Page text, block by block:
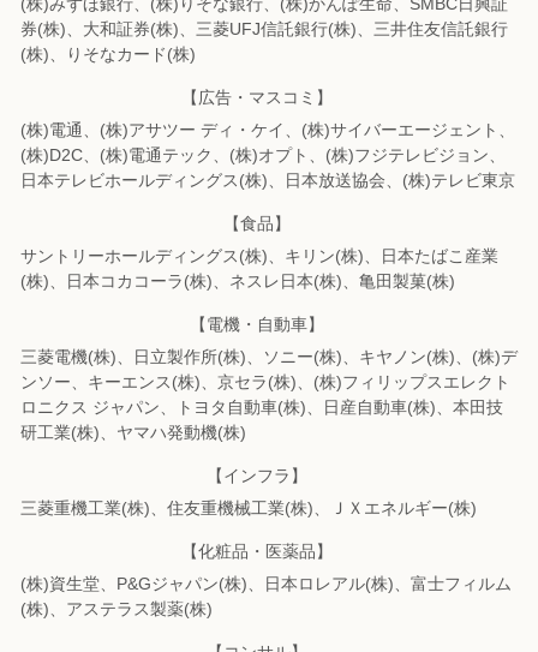
券(株)、 大和証券(株)、三菱UFJ信託銀行(株)、三井住友信託銀行
(株)、りそなカード(株)
【広告・マスコミ】
(株)電通、(株)アサツー ディ・ケイ、(株)サイバーエージェント、
(株)D2C、 (株)電通テック、(株)オプト、(株)フジテレビジョン、
日本テレビホールディングス(株)、
日本放送協会、(株)テレビ東京
【食品】
サントリーホールディングス(株)、キリン(株)、日本たばこ産業
(株)、
日本コカコーラ(株)、ネスレ日本(株)、亀田製菓(株)
【電機・自動車】
三菱電機(株)、日立製作所(株)、ソニー(株)、キヤノン(株)、(株)デ
ンソー、 キーエンス(株)、京セラ(株)、(株)フィリップスエレクト
ロニクス ジャパン、
トヨタ自動車(株)、日産自動車(株)、本田技
研工業(株)、ヤマハ発動機(株)
【インフラ】
三菱重機工業(株)、住友重機械工業(株)、ＪＸエネルギー(株)
【化粧品・医薬品】
(株)資生堂、P&Gジャパン(株)、日本ロレアル(株)、富士フィルム
(株)、 アステラス製薬(株)